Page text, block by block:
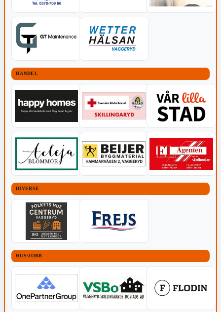
HANDEL
DIVERSE
HUS/JOBB